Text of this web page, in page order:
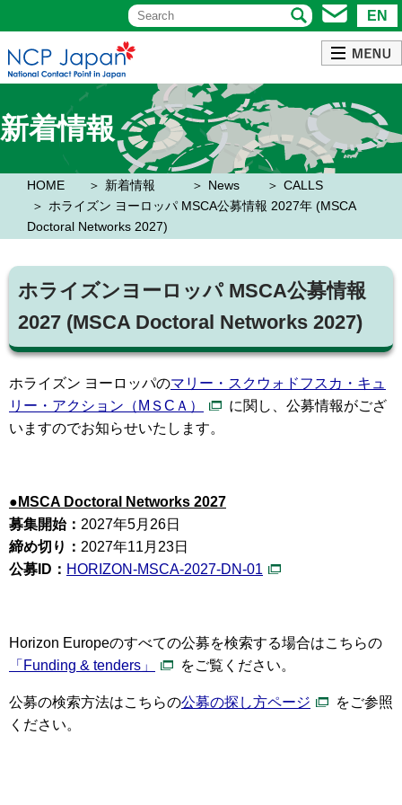
EN
新着情報
HOME 新着情報 News
CALLS
ホライズン ヨーロッパ MSCA公募情報 2027年 (MSCA
Doctoral Networks 2027)
ホライズンヨーロッパ MSCA公募情報
2027 (MSCA Doctoral Networks 2027)
ホライズン ヨーロッパのマリー・スクウォドフスカ・キュ
リー・アクション（MＳCＡ）
に関し、公募情報がござ
いますのでお知らせいたします。
●MSCA Doctoral Networks 2027
募集開始： 2027年5月26日
締め切り： 2027年11月23日
公募ID： HORIZON-MSCA-2027-DN-01
Horizon Europeのすべての公募を検索する場合はこちらの
「Funding & tenders」
をご覧ください。
公募の検索方法はこちらの公募の探し方ページ
をご参照
ください。